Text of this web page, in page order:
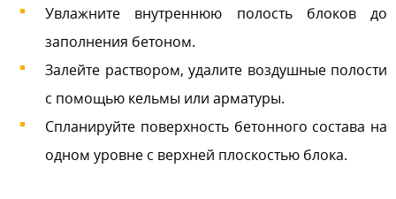
Увлажните внутреннюю полость блоков до
заполнения бетоном.
Залейте раствором, удалите воздушные полости
с помощью кельмы или арматуры.
Спланируйте поверхность бетонного состава на
одном уровне с верхней плоскостью блока.